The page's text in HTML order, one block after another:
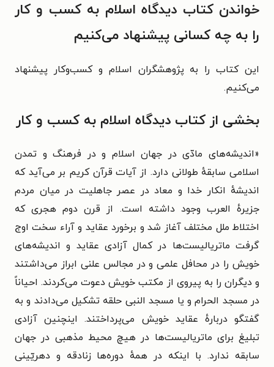
خواندن کتاب دیدگاه اسلام به کسب و کار
را به چه کسانی پیشنهاد می‌کنیم
این کتاب را به پژوهشگران اسلام و کسب‌وکار پیشنهاد
می‌کنیم.
بخشی از کتاب دیدگاه اسلام به کسب و کار
«اندیشه‌های مادّی در جهان اسلام و در فرهنگ و تمدن
اسلامی سابقهٔ طولانی دارد. از آیات قرآن کریم بر می‌آید که
اندیشهٔ انکار خدا و معاد در عصر جاهلیت در میان مردم
جزیرهٔ العرب وجود داشته است. از قرن دوم هجری که
اختلاط ملل مختلف آغاز شد و برخورد عقاید و آراء سخت اوج
گرفت ماتریالیست‌ها در کمال آزادی عقاید و اندیشه‌های
خویش را در محافل علمی و در مجالس علنی ابراز می‌داشتند
و دیگران را به پیروی از مکتب خویش دعوت می‌کردند. احیاناً
در مسجد الحرام و یا مسجد النبی حلقه تشکیل می‌دادند و به
گفتگو دربارهٔ عقاید خویش می‌پرداختند. اینچنین آزادی
تبلیغ برای ماتریالیست‌ها در هیچ محیط مذهبی در جهان
سابقه ندارد. با اینکه در همهٔ دوره‌ها زنادقه و دهریّینی